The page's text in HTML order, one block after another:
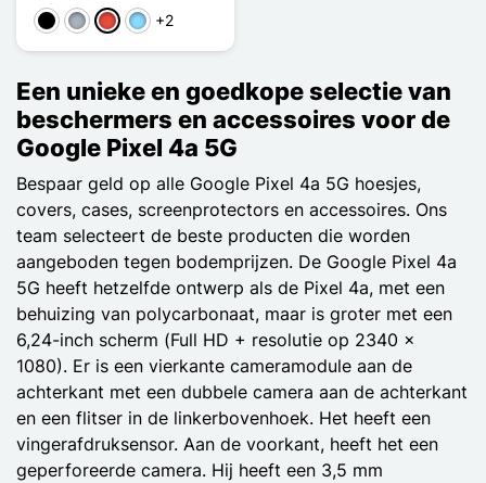
ZwartGrijsRoodLicht Blauw
+2
Een unieke en goedkope selectie van
beschermers en accessoires voor de
Google Pixel 4a 5G
Bespaar geld op alle Google Pixel 4a 5G hoesjes,
covers, cases, screenprotectors en accessoires. Ons
team selecteert de beste producten die worden
aangeboden tegen bodemprijzen. De Google Pixel 4a
5G heeft hetzelfde ontwerp als de Pixel 4a, met een
behuizing van polycarbonaat, maar is groter met een
6,24-inch scherm (Full HD + resolutie op 2340 x
1080). Er is een vierkante cameramodule aan de
achterkant met een dubbele camera aan de achterkant
en een flitser in de linkerbovenhoek. Het heeft een
vingerafdruksensor. Aan de voorkant, heeft het een
geperforeerde camera. Hij heeft een 3,5 mm